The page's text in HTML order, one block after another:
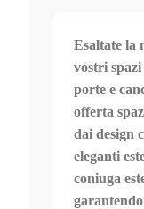
Esaltate la
vostri
porte e
offerta
dai design
eleganti
coniuga